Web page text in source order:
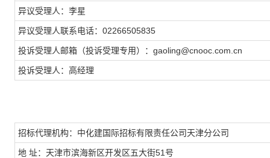
异议受理人：李星
异议受理人联系电话：02266505835
投诉受理人邮箱（投诉受理专用）：gaoling@cnooc.com.cn
投诉受理人：高经理
招标代理机构：中化建国际招标有限责任公司天津分公司
地 址：天津市滨海新区开发区五大街51号